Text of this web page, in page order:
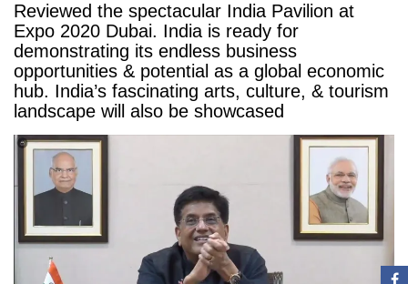
Reviewed the spectacular India Pavilion at
Expo 2020 Dubai. India is ready for
demonstrating its endless business
opportunities & potential as a global economic
hub. India’s fascinating arts, culture, & tourism
landscape will also be showcased